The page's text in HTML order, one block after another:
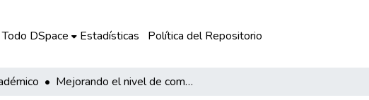
Todo DSpace Estadísticas Política del Repositorio
Mejorando el nivel de comprensión lectora de los estudiantes de la I.E.S.M. Luis Alberto Sánchez del Distrito de Ongoy, a través de las comunidades de aprendizaje y el rincón de lectura